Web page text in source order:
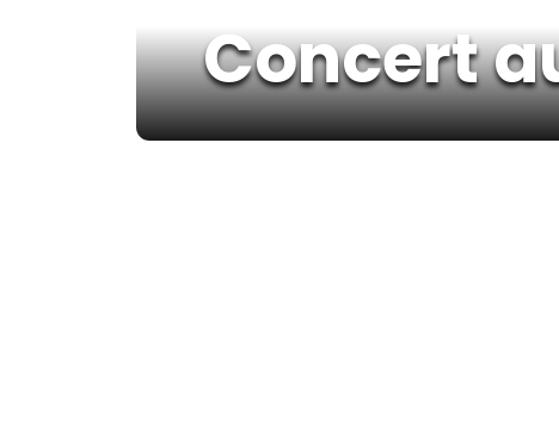
Concert